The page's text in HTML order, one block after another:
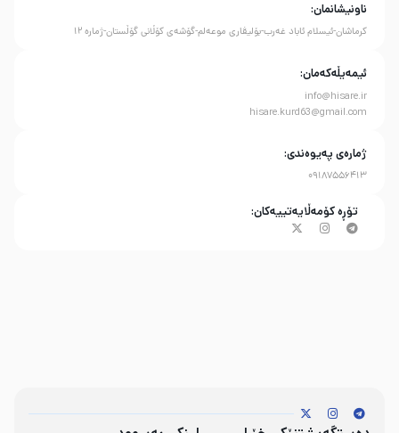
ناونیشانمان:
کرماشان-ئیسلام ئاباد غەرب-بۆلیڤاری موعەلم-گۆشەی کۆڵانی گۆڵستان-ژمارە 12
ئیمەیڵەکەمان:
info@hisare.ir
hisare.kurd63@gmail.com
ژمارەی پەیوەندی:
09187556413
تۆڕە کۆمەڵایەتییەکان: